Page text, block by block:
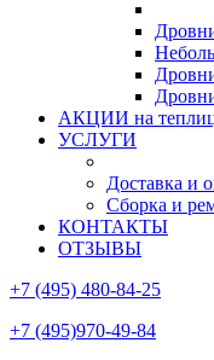
АКЦИИ на
УСЛУГИ
Доставка и
Сборка и
КОНТАКТЫ
ОТЗЫВЫ
+7 (495) 480-84-25
+7 (495)970-49-84